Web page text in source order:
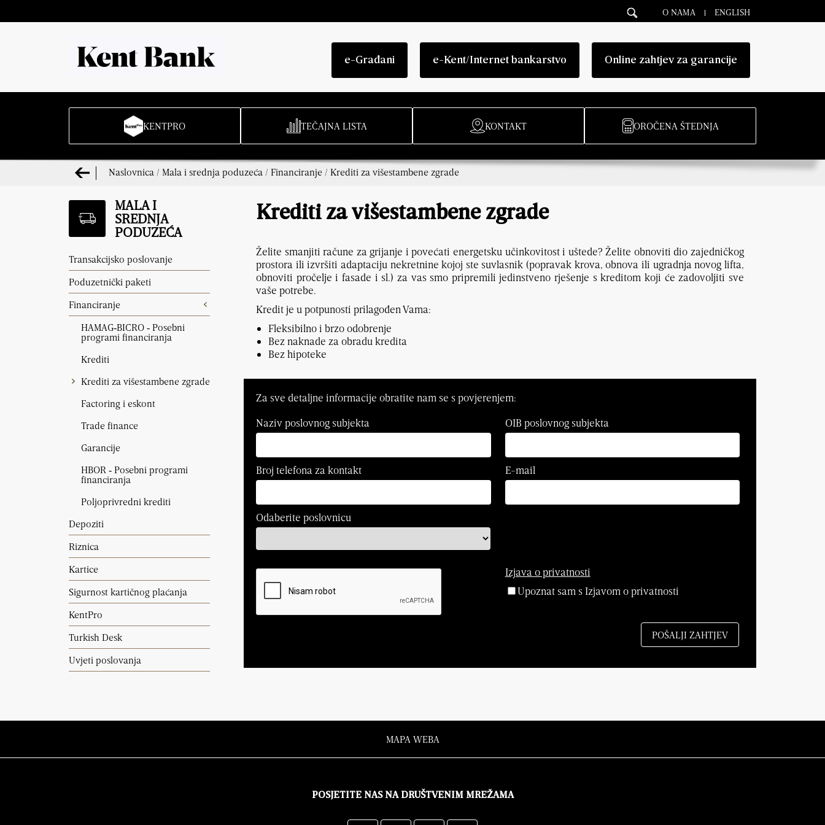
O NAMA ENGLISH
e-Građani e-Kent/Internet bankarstvo Online zahtjev za garancije
KENTPRO TEČAJNA LISTA KONTAKT OROČENA ŠTEDNJA
Naslovnica / Mala i srednja poduzeća / Financiranje / Krediti za višestambene zgrade
MALA I
SREDNJA
PODUZEĆA
Transakcijsko poslovanje
Poduzetnički paketi
Financiranje
HAMAG‑BICRO ‑ Posebni
programi financiranja
Krediti
Krediti za višestambene zgrade
Factoring i eskont
Trade finance
Garancije
HBOR ‑ Posebni programi
financiranja
Poljoprivredni krediti
Depoziti
Riznica
Kartice
Sigurnost kartičnog plaćanja
KentPro
Turkish Desk
Uvjeti poslovanja
Krediti za višestambene zgrade
Želite smanjiti račune za grijanje i povećati energetsku učinkovitost i uštede? Želite obnoviti dio zajedničkog
prostora ili izvršiti adaptaciju nekretnine kojoj ste suvlasnik (popravak krova, obnova ili ugradnja novog lifta,
obnoviti pročelje i fasade i sl.) za vas smo pripremili jedinstveno rješenje s kreditom koji će zadovoljiti sve
vaše potrebe.
Kredit je u potpunosti prilagođen Vama:
Fleksibilno i brzo odobrenje
Bez naknade za obradu kredita
Bez hipoteke
Za sve detaljne informacije obratite nam se s povjerenjem:
Naziv poslovnog subjekta
OIB poslovnog subjekta
Broj telefona za kontakt E-mail
Odaberite poslovnicu
Izjava o privatnosti
Upoznat sam s Izjavom o privatnosti
MAPA WEBA
POSJETITE NAS NA DRUŠTVENIM MREŽAMA